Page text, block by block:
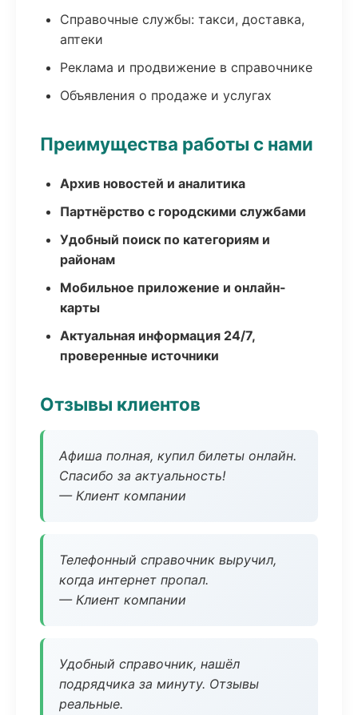
Справочные службы: такси, доставка,
аптеки
Реклама и продвижение в справочнике
Объявления о продаже и услугах
Преимущества работы с нами
Архив новостей и аналитика
Партнёрство с городскими службами
Удобный поиск по категориям и
районам
Мобильное приложение и онлайн-
карты
Актуальная информация 24/7,
проверенные источники
Отзывы клиентов
Афиша полная, купил билеты онлайн.
Спасибо за актуальность!
— Клиент компании
Телефонный справочник выручил,
когда интернет пропал.
— Клиент компании
Удобный справочник, нашёл
подрядчика за минуту. Отзывы
реальные.